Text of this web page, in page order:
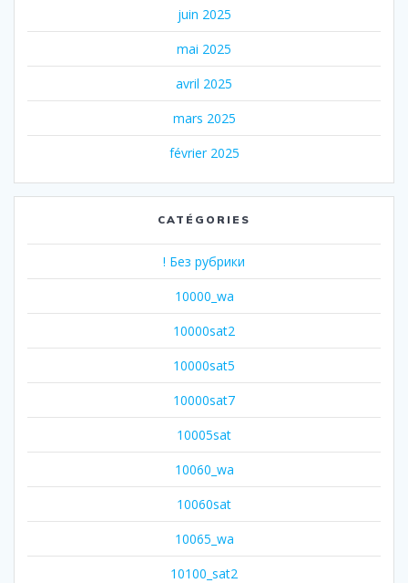
juin 2025
mai 2025
avril 2025
mars 2025
février 2025
CATÉGORIES
! Без рубрики
10000_wa
10000sat2
10000sat5
10000sat7
10005sat
10060_wa
10060sat
10065_wa
10100_sat2